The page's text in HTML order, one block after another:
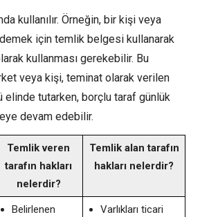
kullanılır. Örneğin, bir kişi veya
için temlik belgesi kullanarak
kullanması gerekebilir. Bu
veya kişi, teminat olarak verilen
elinde tutarken, borçlu taraf günlük
devam edebilir.
Temlik veren
tarafın hakları
nelerdir?
Temlik alan tarafın
hakları nelerdir?
Belirlenen
Varlıkları ticari